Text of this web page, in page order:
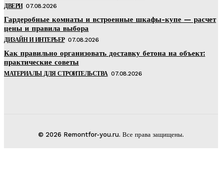
ДВЕРИ 07.08.2026
Гардеробные комнаты и встроенные шкафы-купе — расчет
цены и правила выбора
ДИЗАЙН И ИНТЕРЬЕР 07.08.2026
Как правильно организовать доставку бетона на объект:
практические советы
МАТЕРИАЛЫ ДЛЯ СТРОИТЕЛЬСТВА 07.08.2026
© 2026 Remontfor-you.ru. Все права защищены.